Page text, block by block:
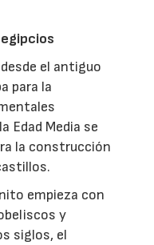
el antiguo
para la
Edad Media se
la construcción
empieza con
y
siglos, el